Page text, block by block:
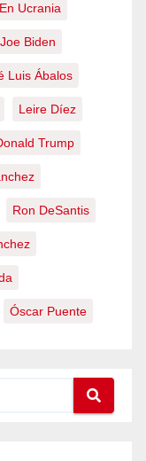
Ucrania
Joe Biden
Luis Ábalos
Leire Díez
Trump
Ron DeSantis
Óscar Puente